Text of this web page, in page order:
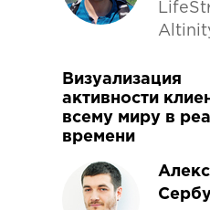
Визуализация
активности
всему миру в
времени